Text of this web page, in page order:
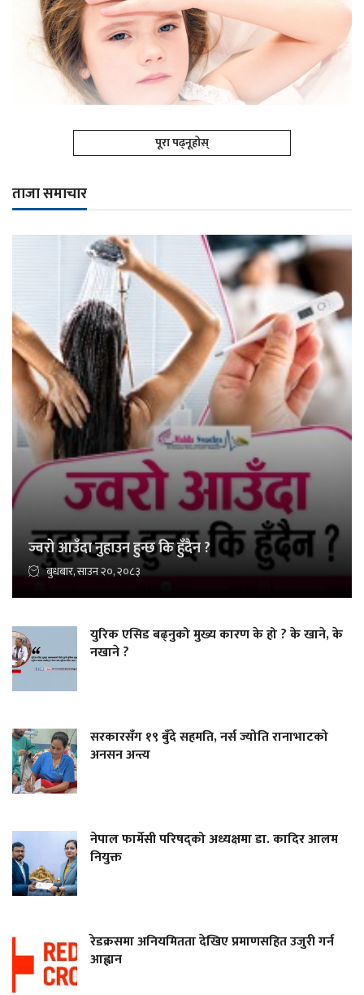
पूरा पढ्नूहोस्
ताजा समाचार
ज्वरो आउँदा नुहाउन हुन्छ कि हुँदैन ?
बुधबार, साउन २०, २०८३
युरिक एसिड बढ्नुको मुख्य कारण के हो ? के खाने, के
नखाने ?
सरकारसँग १९ बुँदे सहमति, नर्स ज्योति रानाभाटको
अनसन अन्त्य
नेपाल फार्मेसी परिषद्को अध्यक्षमा डा. कादिर आलम
नियुक्त
रेडक्रसमा अनियमितता देखिए प्रमाणसहित उजुरी गर्न
आह्वान